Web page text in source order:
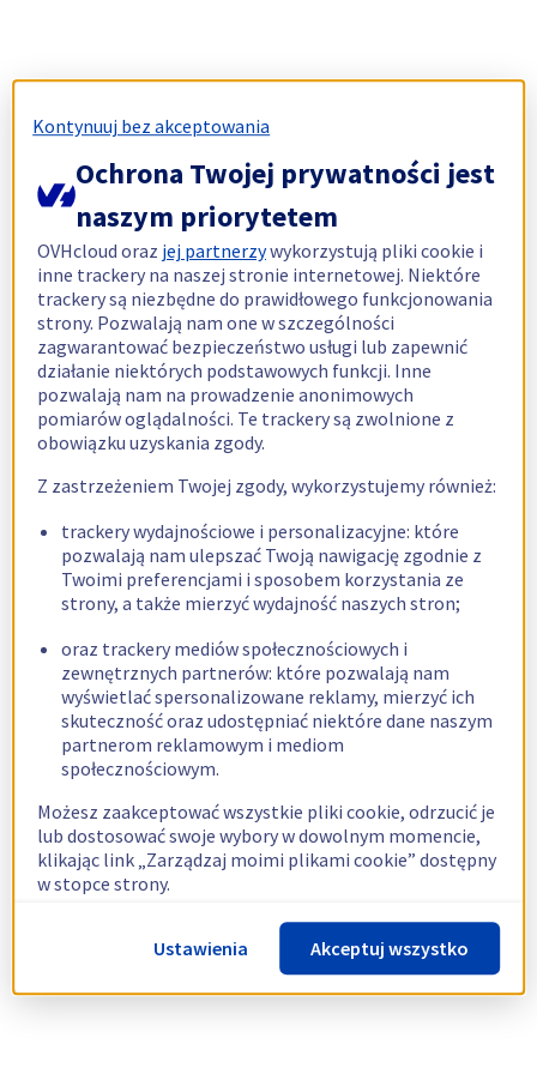
Kontynuuj bez akceptowania
Ochrona Twojej prywatności jest
naszym priorytetem
OVHcloud oraz jej partnerzywykorzystują pliki cookie i
inne trackery na naszej stronie internetowej. Niektóre
trackery są niezbędne do prawidłowego funkcjonowania
strony. Pozwalają nam one w szczególności
zagwarantować bezpieczeństwo usługi lub zapewnić
działanie niektórych podstawowych funkcji. Inne
pozwalają nam na prowadzenie anonimowych
pomiarów oglądalności. Te trackery są zwolnione z
obowiązku uzyskania zgody.
Z zastrzeżeniem Twojej zgody, wykorzystujemy również:
trackery wydajnościowe i personalizacyjne: które
pozwalają nam ulepszać Twoją nawigację zgodnie z
Twoimi preferencjami i sposobem korzystania ze
strony, a także mierzyć wydajność naszych stron;
oraz trackery mediów społecznościowych i
zewnętrznych partnerów: które pozwalają nam
wyświetlać spersonalizowane reklamy, mierzyć ich
skuteczność oraz udostępniać niektóre dane naszym
partnerom reklamowym i mediom
społecznościowym.
Możesz zaakceptować wszystkie pliki cookie, odrzucić je
lub dostosować swoje wybory w dowolnym momencie,
klikając link „Zarządzaj moimi plikami cookie” dostępny
w stopce strony.
Więcej informacji znajdziesz w naszejpolityce
dotyczącej wykorzystywania plików cookie.
Ustawienia Akceptuj wszystko